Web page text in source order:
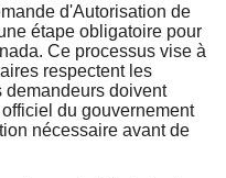
d'Autorisation de
étape obligatoire pour
Ce processus vise à
respectent les
demandeurs doivent
du gouvernement
nécessaire avant de